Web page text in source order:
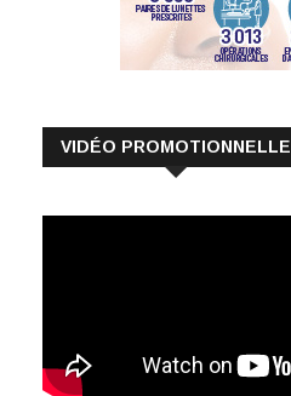
VIDÉO PROMOTIONNELLE